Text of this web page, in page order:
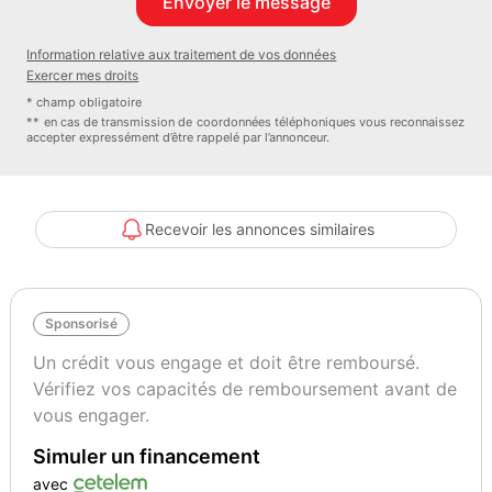
- Boîte de vitesse automatique
- Climatisation automatique
- Démarrage sans clé
- GPS Couleur
- Kit téléphone main libre Bluetooth
- Mode sport
- Ordinateur de bord
- Reconnaissance vocale
- Régulateur / Limiteur de vitesse
- Tableau de bord cuir
- Volant multifonctions
- Volant réglable hauteur
- Volant réglable profondeur
- Carnet d'entretien
- Carnet d'entretien dématérialisé
Information relative aux traitement de vos données
Exercer mes droits
* champ obligatoire
** en cas de transmission de coordonnées téléphoniques vous reconnaissez
accepter expressément d’être rappelé par l’annonceur.
Recevoir les annonces similaires
Sponsorisé
Un crédit vous engage et doit être remboursé.
Vérifiez vos capacités de remboursement avant de
vous engager.
Simuler un financement
avec